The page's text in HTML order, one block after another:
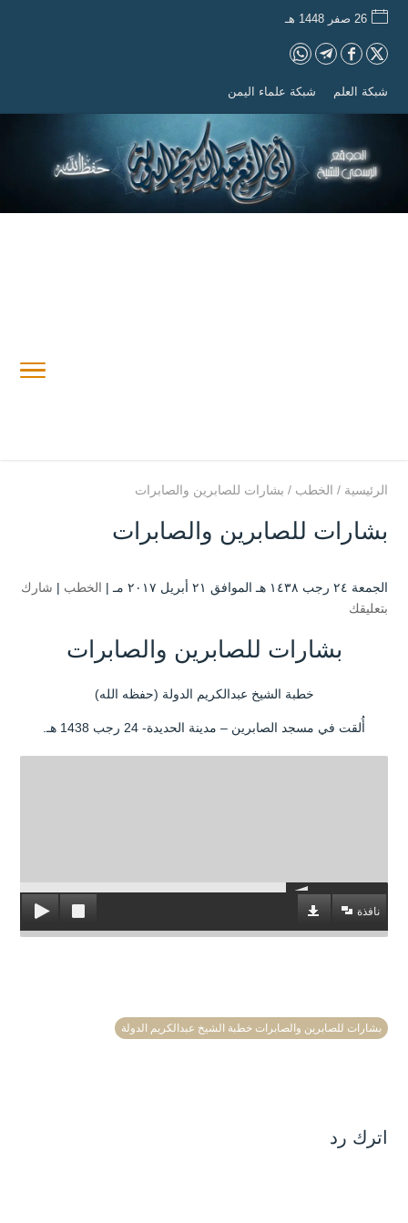
26 صفر 1448 هـ
شبكة العلم شبكة علماء اليمن
الرئيسية / الخطب / بشارات للصابرين والصابرات
بشارات للصابرين والصابرات
الجمعة ۲٤ رجب ۱٤۳۸ هـ الموافق ۲۱ أبريل ۲۰۱۷ مـ | الخطب | شارك
بتعليقك
بشارات للصابرين والصابرات
خطبة الشيخ عبدالكريم الدولة (حفظه الله)
أُلقت في مسجد الصابرين – مدينة الحديدة- 24 رجب 1438 هـ.
نافذة
بشارات للصابرين والصابرات خطبة الشيخ عبدالكريم الدولة
اترك رد